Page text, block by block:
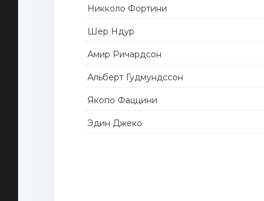
Никколо Фортини
Шер Ндур
Амир Ричардсон
Альберт Гудмундссон
Якопо Фаццини
Эдин Джеко